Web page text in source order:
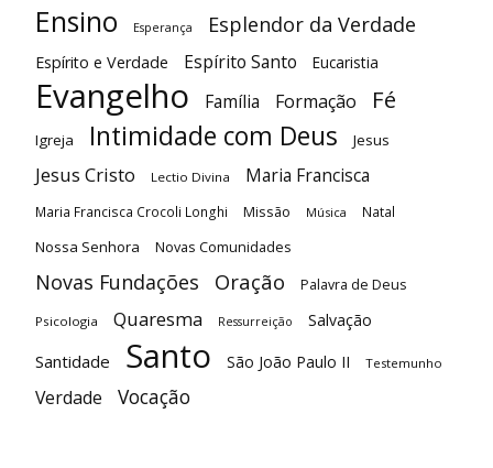
Ensino Esperança Esplendor da Verdade
Espírito e Verdade Espírito Santo Eucaristia
Evangelho Família Formação Fé
Igreja Intimidade com Deus Jesus
Jesus Cristo Lectio Divina Maria Francisca
Maria Francisca Crocoli Longhi Missão Música Natal
Nossa Senhora Novas Comunidades
Novas Fundações Oração Palavra de Deus
Psicologia Quaresma Ressurreição Salvação
Santidade Santo São João Paulo II Testemunho
Verdade Vocação